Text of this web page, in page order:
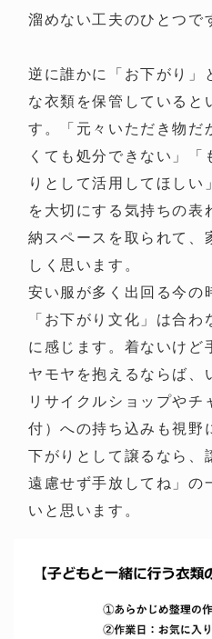
溜めない工夫のひとつで
逆に誰かに「お下がり」
な衣類を保管していると
す。「元々いただき物だ
くても処分できない」
りとして活用してほしい
を大切にする気持ちの表
納スペースを取られて、
しく思います。
安い服が多く出回る今の
「お下がり文化」は合
に感じます。着ないけ
ヤモヤを抱えるならば、
リサイクルショップやチ
付）への持ち込みも視野
下がりとして譲るなら、
遠慮せず手放してね」の
いと思います。